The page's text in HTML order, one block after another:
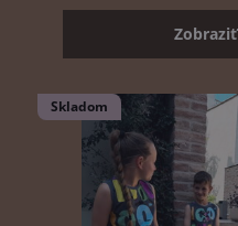
Zobraziť
Skladom